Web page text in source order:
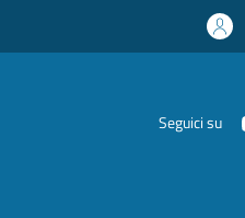
Seguici su